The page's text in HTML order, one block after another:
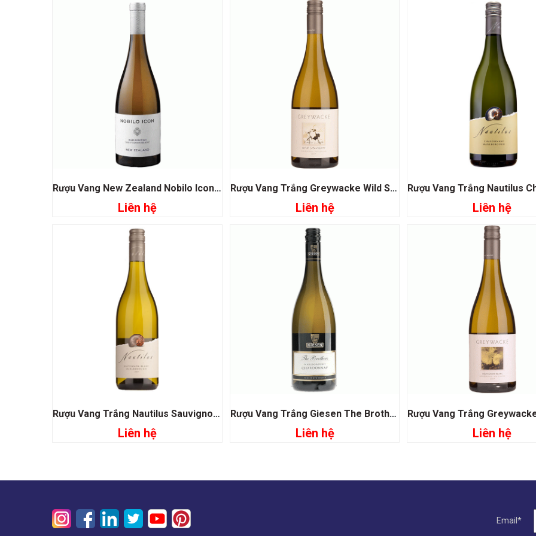
Đọc tiếp
Rượu Vang New Zealand Nobilo Icon Sauvignon Blanc
Liên hệ
Đọc tiếp
Rượu Vang Trắng Greywacke Wild Sauvignon
Liên hệ
Đọc tiếp
Liên hệ
Đọc tiếp
Rượu Vang Trắng Nautilus Sauvignon Blanc
Liên hệ
Đọc tiếp
Rượu Vang Trắng Giesen The Brother Chardonnay
Liên hệ
Đọc tiếp
Liên hệ
Email*